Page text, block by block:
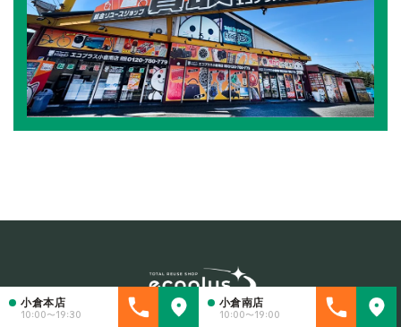
小倉本店
10:00〜19:30
小倉南店
10:00〜19:00